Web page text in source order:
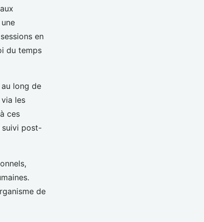
en
du temps
long de
les
ces
suivi post-
de